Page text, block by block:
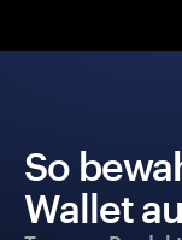
So
Wallet